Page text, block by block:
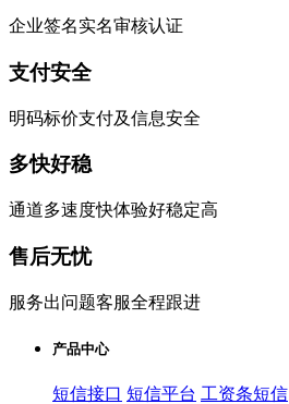
企业签名实名审核认证
支付安全
明码标价支付及信息安全
多快好稳
通道多速度快体验好稳定高
售后无忧
服务出问题客服全程跟进
产品中心
短信接口 短信平台 工资条短信